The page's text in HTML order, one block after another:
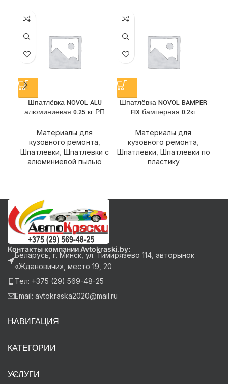
Шпатлёвка NOVOL ALU
алюминиевая 0.25 кг РП
Материалы для
кузовного ремонта
Шпатлевки Шпатлевки с
алюминиевой пылью
Шпатлёвка NOVOL BAMPER
FIX бамперная 0.2кг
Материалы для
кузовного ремонта
Шпатлевки Шпатлевки по
пластику
Контакты компании Avtokraski.by:
Беларусь, г. Минск, ул. Тимирязево 114, авторынок
«Ждановичи», место 19, 20
Тел: +375 (29) 569-48-25
Email: avtokraska2020@mail.ru
НАВИГАЦИЯ
КАТЕГОРИИ
УСЛУГИ